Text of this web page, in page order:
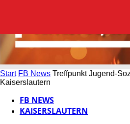
Start FB News Treffpunkt Jugend-
Kaiserslautern
FB NEWS
KAISERSLAUTERN